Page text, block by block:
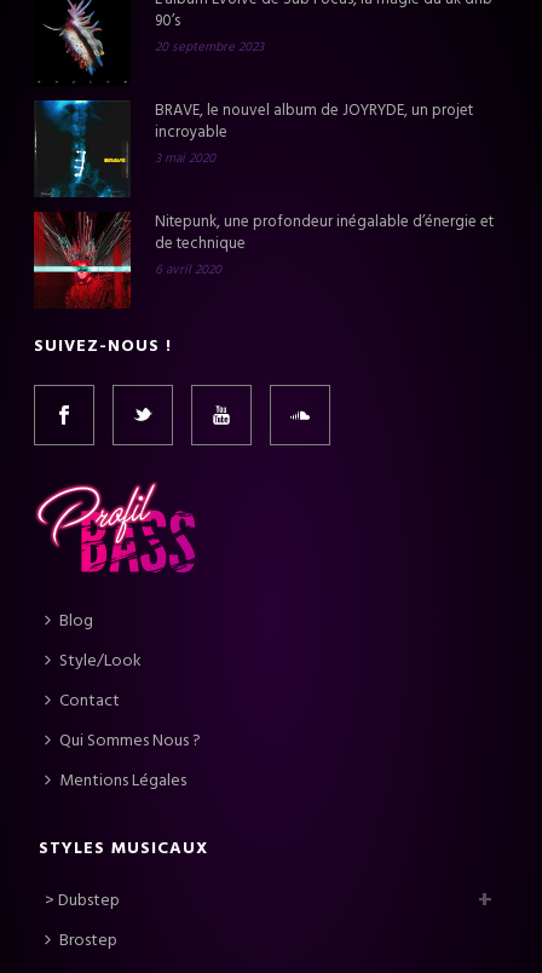
90’s
20 septembre 2023
BRAVE, le nouvel album de JOYRYDE, un projet
incroyable
3 mai 2020
Nitepunk, une profondeur inégalable d’énergie et
de technique
6 avril 2020
SUIVEZ-NOUS !
Blog
Style/Look
Contact
Qui Sommes Nous ?
Mentions Légales
STYLES MUSICAUX
> Dubstep
Brostep